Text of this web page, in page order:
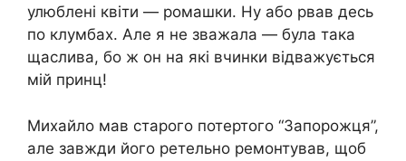
улюблені квіти — ромашки. Ну або рвав десь
по клумбах. Але я не зважала — була така
щаслива, бо ж он на які вчинки відважується
мій принц!
Михайло мав старого потертого “Запорожця”,
але завжди його ретельно ремонтував, щоб